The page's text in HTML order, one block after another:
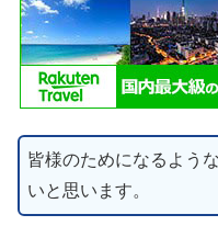
皆様のためになるよう
いと思います。